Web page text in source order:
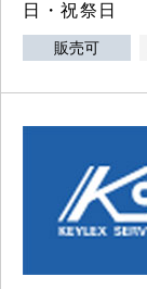
日・祝祭日
販売可